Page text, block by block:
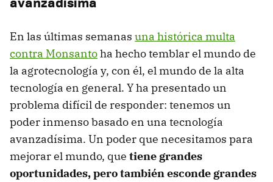
En las últimas semanas una histórica multa
contra Monsantoha hecho temblar el mundo de
la agrotecnología y, con él, el mundo de la alta
tecnología en general. Y ha presentado un
problema difícil de responder: tenemos un
poder inmenso basado en una tecnología
avanzadísima. Un poder que necesitamos para
mejorar el mundo, que tiene grandes
oportunidades, pero también esconde grandes